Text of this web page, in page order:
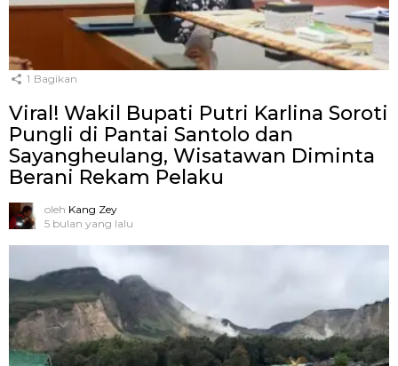
1 Bagikan
Viral! Wakil Bupati Putri Karlina Soroti
Pungli di Pantai Santolo dan
Sayangheulang, Wisatawan Diminta
Berani Rekam Pelaku
oleh Kang Zey
5 bulan yang lalu